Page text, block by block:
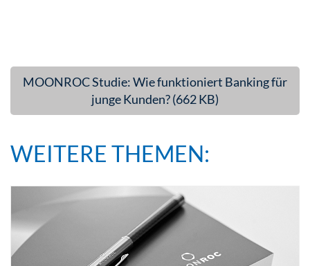
MOONROC Studie: Wie funktioniert Banking für
junge Kunden? (662 KB)
WEITERE THEMEN: